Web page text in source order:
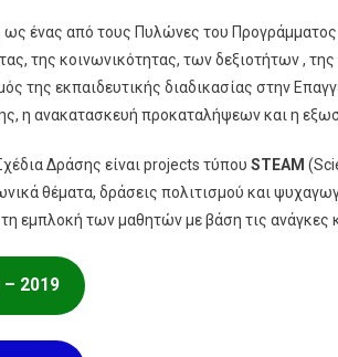
ως ένας από τους Πυλώνες του
της κοινωνικότητας, των δεξιοτήτων ,
της εκπαιδευτικής διαδικασίας στην
η ανακατασκευή προκαταλήψεων και η
Δράσης είναι projects τύπου STEAM
θέματα, δράσεις πολιτισμού και
εμπλοκή των μαθητών με βάση τις ανάγκες
– 2019